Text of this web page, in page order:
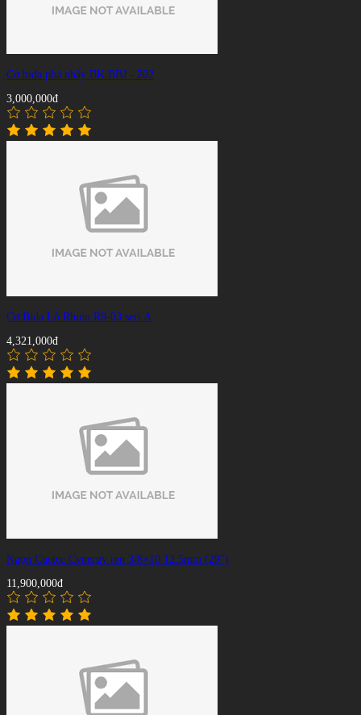
Cơ bida phá nhẩy BK BBJ - 202
3,000,000đ
Cơ Bida Lỗ Rhino R9-03 seri A
4,321,000đ
Ngọn Cuetec Cynergy ren 3/8×10 12.5mm (29″)
11,900,000đ